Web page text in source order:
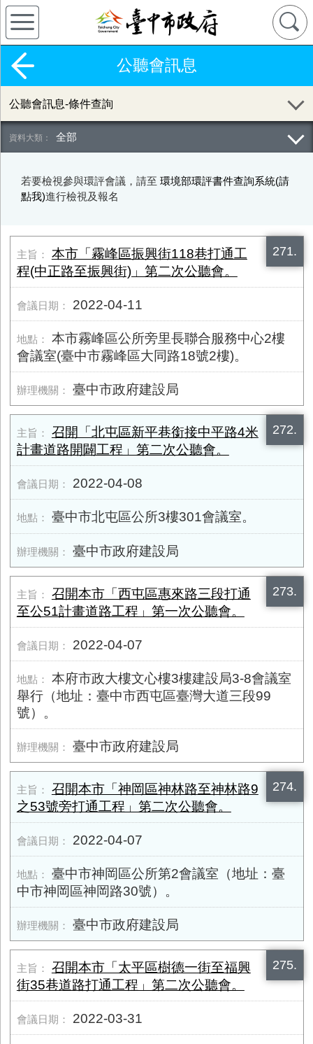
公聽會訊息
公聽會訊息-條件查詢
全部
若要檢視參與環評會議，請至 環境部環評書件查詢系統(請
點我)進行檢視及報名
271.
本市「霧峰區振興街​118巷打通工
程(中正路至振興街)」第二次公聽會。
2022-04-11
本市霧峰區公所旁里長聯合服務中心2樓
會議室(臺中市霧峰區大同路18號2樓)。
臺中市政府建設局
272.
召開「北屯區新平巷銜接中平路4米
計畫道路開闢工程」第二次公聽會。
2022-04-08
臺中市北屯區公所3樓​301會議室。
臺中市政府建設局
273.
召開本市「西屯區惠來路三段打通
至公51計畫道路工程」第一次公聽會。
2022-04-07
本府市政大樓文心樓3樓建設局3-8會議室
舉行（地址：臺中市西屯區臺灣大道三段99
號）。
臺中市政府建設局
274.
召開本市「神岡區神林路至神林路9
之53號旁打通工程」第二次公聽會。
2022-04-07
臺中市神岡區公所第2會議室（地址：臺
中市神岡區神岡路30號）。
臺中市政府建設局
275.
召開本市「太平區樹德一街至福興
街35巷道路打通工程」第二次公聽會。
2022-03-31